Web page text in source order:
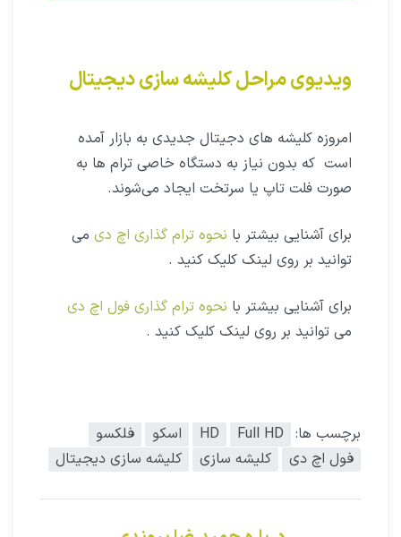
ویدیوی مراحل کلیشه سازی دیجیتال
امروزه کلیشه های دجیتال جدیدی به بازار آمده‌
است که بدون نیاز به دستگاه خاصی ترام ها به
صورت فلت تاپ یا سرتخت ایجاد می‌شوند.
برای آشنایی بیشتر با نحوه ترام گذاری اچ دی می
توانید بر روی لینک کلیک کنید .
برای آشنایی بیشتر با نحوه ترام گذاری فول اچ دی
می توانید بر روی لینک کلیک کنید .
برچسب ها: Full HD
HD اسکو
فلکسو
فول اچ دی
کلیشه‌ سازی کلیشه سازی دیجیتال